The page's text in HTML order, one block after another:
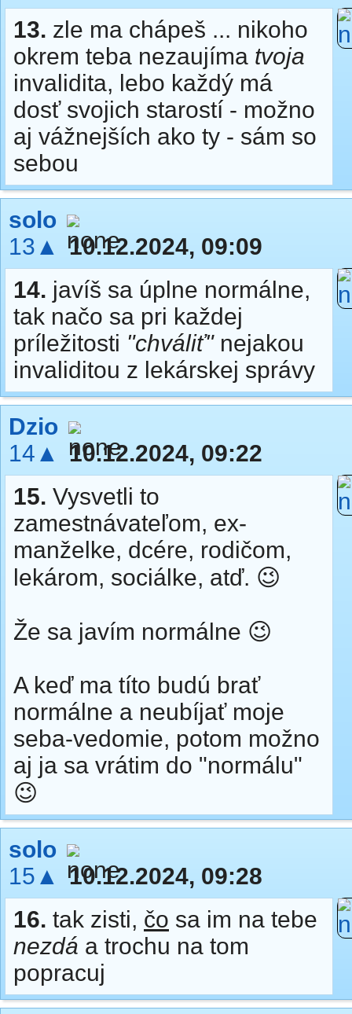
13. zle ma chápeš ... nikoho
okrem teba nezaujíma tvoja
invalidita, lebo každý má
dosť svojich starostí - možno
aj vážnejších ako ty - sám so
sebou
solo
13▲
10.12.2024, 09:09
14. javíš sa úplne normálne,
tak načo sa pri každej
príležitosti "chváliť"nejakou
invaliditou z lekárskej správy
Dzio
14▲
10.12.2024, 09:22
15. Vysvetli to
zamestnávateľom, ex-
manželke, dcére, rodičom,
lekárom, sociálke, atď. 😉
Že sa javím normálne 😉
A keď ma títo budú brať
normálne a neubíjať moje
seba-vedomie, potom možno
aj ja sa vrátim do "normálu"
😉
solo
15▲
10.12.2024, 09:28
16. tak zisti, čo sa im na tebe
nezdá a trochu na tom
popracuj